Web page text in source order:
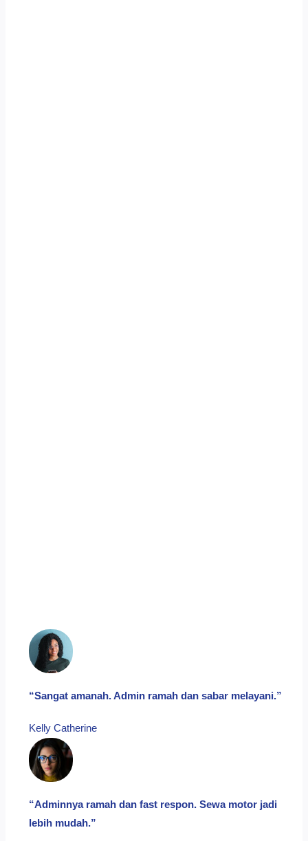
“Sangat amanah. Admin ramah dan sabar melayani.”
Kelly Catherine​
“Adminnya ramah dan fast respon. Sewa motor jadi
lebih mudah.”